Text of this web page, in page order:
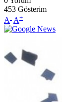
453 Gösterim
A- A+